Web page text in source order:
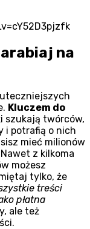
na
Kluczem do
szukają twórców,
i potrafią o nich
mieć milionów
z kilkoma
możesz
tylko, że
treści
płatna
ale też